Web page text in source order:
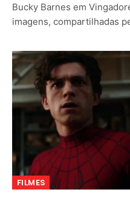
Bucky Barnes em
imagens, compartilhadas
FILMES